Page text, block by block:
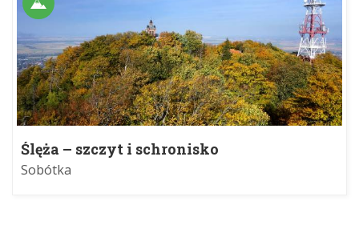
Ślęża – szczyt i schronisko
Sobótka